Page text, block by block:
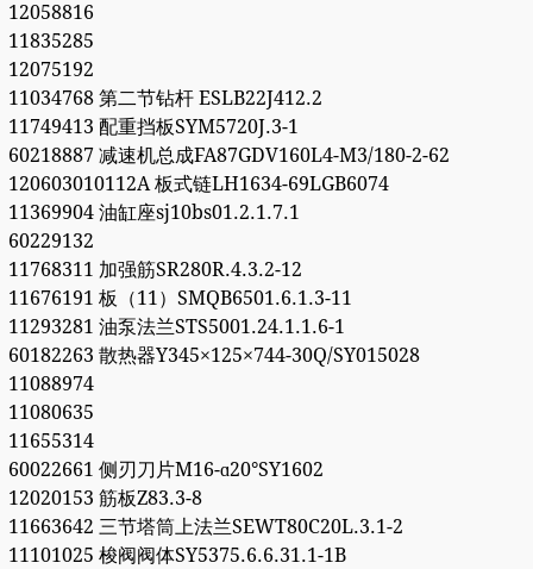
12058816
11835285
12075192
11034768 第二节钻杆 ESLB22J412.2
11749413 配重挡板SYM5720J.3-1
60218887 减速机总成FA87GDV160L4-M3/180-2-62
120603010112A 板式链LH1634-69LGB6074
11369904 油缸座sj10bs01.2.1.7.1
60229132
11768311 加强筋SR280R.4.3.2-12
11676191 板（11）SMQB6501.6.1.3-11
11293281 油泵法兰STS5001.24.1.1.6-1
60182263 散热器Y345×125×744-30Q/SY015028
11088974
11080635
11655314
60022661 侧刃刀片M16-ɑ20°SY1602
12020153 筋板Z83.3-8
11663642 三节塔筒上法兰SEWT80C20L.3.1-2
11101025 梭阀阀体SY5375.6.6.31.1-1B